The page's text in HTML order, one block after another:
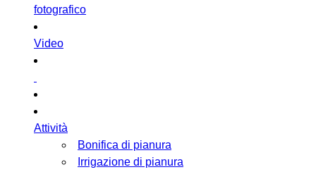
fotografico
Video
Attività
Bonifica di pianura
Irrigazione di pianura